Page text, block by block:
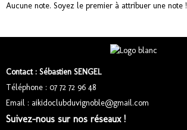
Aucune note. Soyez le premier à attribuer une note !
Contact : Sébastien SENGEL
Téléphone : 07 72 72 96 48
Email : aikidoclubduvignoble@gmail.com
Suivez-nous sur nos réseaux !